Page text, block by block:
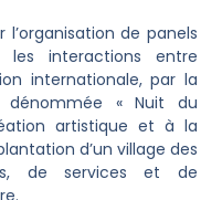
l’organisation de panels
interactions entre
internationale, par la
dénommée « Nuit du
artistique et à la
d’un village des
de services et de